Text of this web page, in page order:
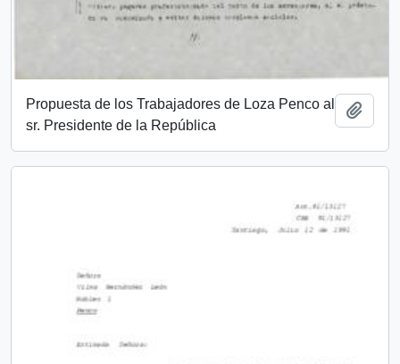
Propuesta de los Trabajadores de Loza Penco al
sr. Presidente de la República